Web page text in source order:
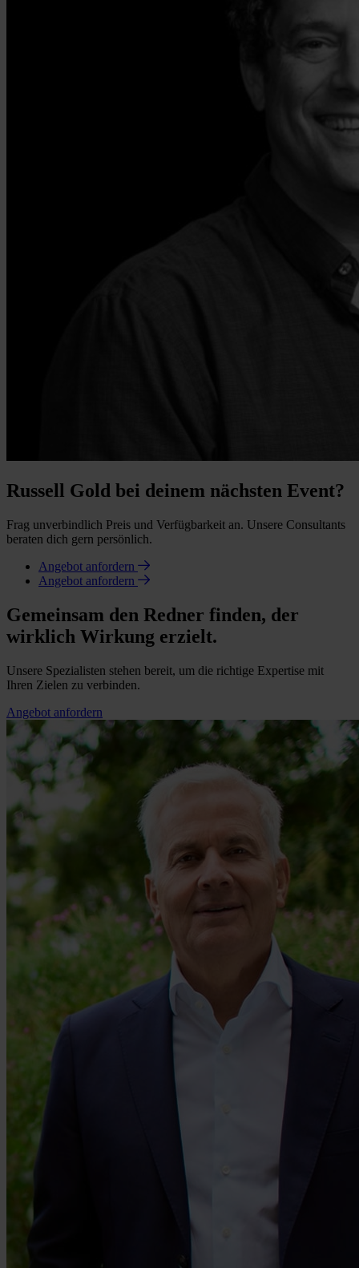
Russell Gold bei deinem nächsten Event?
Frag unverbindlich Preis und Verfügbarkeit an. Unsere Consultants
beraten dich gern persönlich.
Angebot anfordern
Angebot anfordern
Gemeinsam den Redner finden, der
wirklich Wirkung erzielt.
Unsere Spezialisten stehen bereit, um die richtige Expertise mit
Ihren Zielen zu verbinden.
Angebot anfordern